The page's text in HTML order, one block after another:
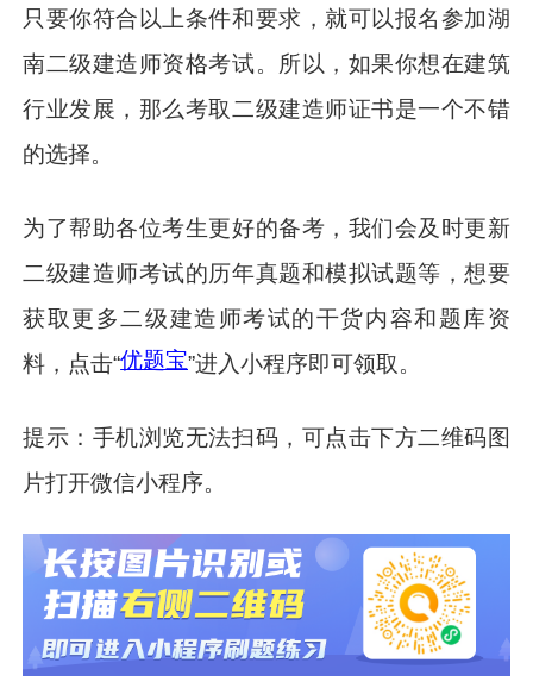
只要你符合以上条件和要求，就可以报名参加湖
南二级建造师资格考试。所以，如果你想在建筑
行业发展，那么考取二级建造师证书是一个不错
的选择。
为了帮助各位考生更好的备考，我们会及时更新
二级建造师考试的历年真题和模拟试题等，想要
获取更多二级建造师考试的干货内容和题库资
料，点击“优题宝”进入小程序即可领取。
提示：手机浏览无法扫码，可点击下方二维码图
片打开微信小程序。